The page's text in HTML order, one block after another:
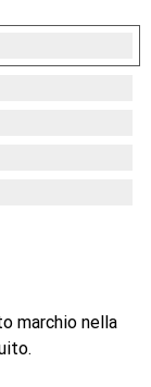
marchio nella